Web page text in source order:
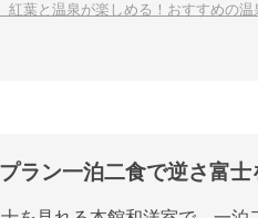
葉と温泉が楽しめる！おすすめの温
ラン一泊二食で逆さ富士